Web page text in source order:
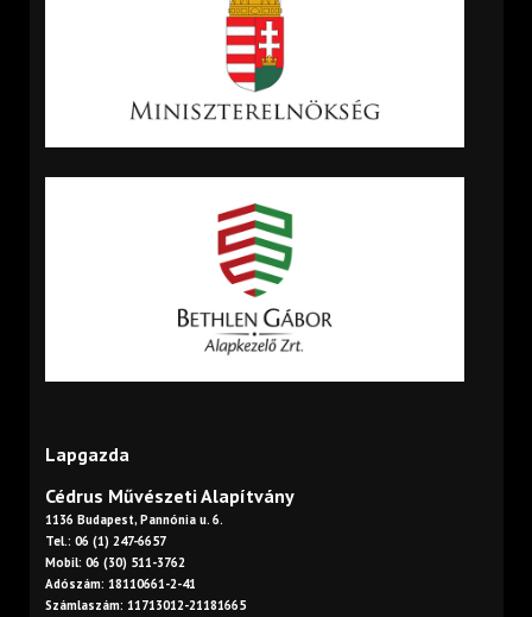
Lapgazda
Cédrus Művészeti Alapítvány
1136 Budapest, Pannónia u. 6.
Tel.: 06 (1) 247-6657
Mobil: 06 (30) 511-3762
Adószám: 18110661-2-41
Számlaszám: 11713012-21181665